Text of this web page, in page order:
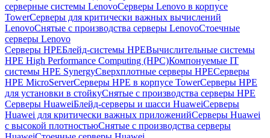
серверные системы LenovoСерверы Lenovo в корпусе
TowerСерверы для критически важных вычислений
LenovoСнятые с производства серверы LenovoСтоечные
серверы Lenovo
Серверы HPEБлейд-системы HPEВычислительные системы
HPE High Performance Computing (HPC)Компонуемые IT
системы HPE SynergyСверхплотные серверы HPEСерверы
HPE MicroServerСерверы HPE в корпусе TowerСерверы HPE
для установки в стойкуСнятые с производства серверы HPE
Серверы HuaweiБлейд-серверы и шасси HuaweiСерверы
Huawei для критически важных приложенийСерверы Huawei
с высокой плотностьюСнятые с производства серверы